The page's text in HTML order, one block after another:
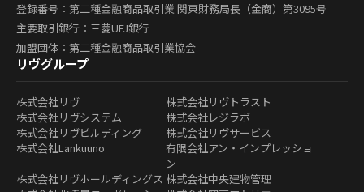
登録番号：第二種金融商品取引業 関東財務局長（金商）第3095号
主要取引銀行：三菱UFJ銀行
加盟団体：第二種金融商品取引業協会
リヴグループ
株式会社リヴ
株式会社リヴトラスト
株式会社リヴシステム
株式会社レジラボ
株式会社リヴビルディング
株式会社リヴサービス
株式会社Lankuuno
有限会社アン・インプレッショ
ン
株式会社リヴホールディングス 株式会社中央建物管理